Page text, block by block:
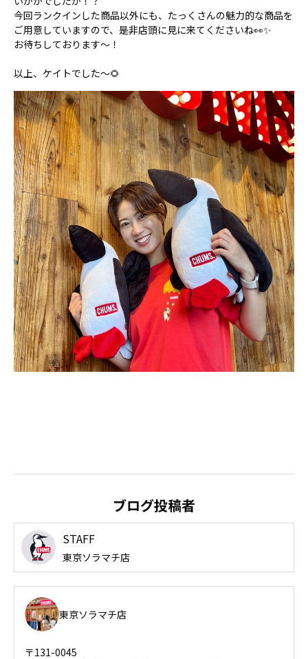
今回ランクインした商品以外にも、たっくさんの魅力的な商品を
ご用意していますので、是非店頭に見に来てくださいね👀✨
お待ちしております～！
以上、ケイトでした～🌻
ブログ投稿者
STAFF
東京ソラマチ店
東京ソラマチ店
〒131-0045